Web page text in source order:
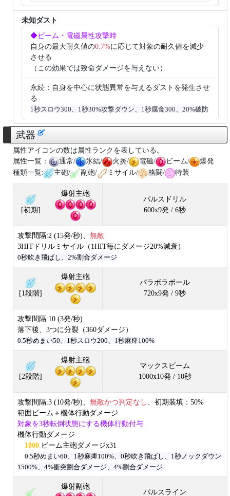
未知ダスト
◆ビーム・電磁属性攻撃時
自身の最大耐久値の0.7%に応じて対象の耐久値を減少
させる
（この効果では致命ダメージを与えない）
永続：自身を中心に状態異常を与えるダストを発生させ
る
1秒スロウ300、1秒30%攻撃ダウン、1秒腐食300、20%破防
武器
属性アイコンの数は属性ランクを表している。
属性一覧：
通常/ 氷結/ 火炎/ 電磁/ ビーム/
爆発
種類一覧:
主砲/ 副砲/ ミサイル/ 格闘/ 特装
[初期]
爆射主砲
パルスドリル
600x9発 / 6秒
攻撃間隔:2 (15発/秒)、 無敵
3HITドリルミサイル（1HIT毎にダメージ20%減衰）
0秒吹き飛ばし、2%割合ダメージ
[1段階]
爆射主砲
パラボラボール
720x9発 / 9秒
攻撃間隔:10 (3発/秒)
落下後、3つに分裂（360ダメージ）
0.5秒めまい50、1秒スロウ200、1秒麻痺100%
[2段階]
爆射主砲
マックスビーム
1000x10発 / 10秒
攻撃間隔:3 (10発/秒)、 無敵かつ判定なし
、初期装填：50%
範囲ビーム＋機体行動ダメージ
対象を3秒転倒状態にする機体行動付与
機体行動ダメージ
1000 ビーム主砲ダメージx31
0.5秒めまい60、1秒麻痺100%、0秒吹き飛ばし、1秒ノックダウン
1500%、4%衝突割合ダメージ、4%割合ダメージ
爆射副砲
パルスライン